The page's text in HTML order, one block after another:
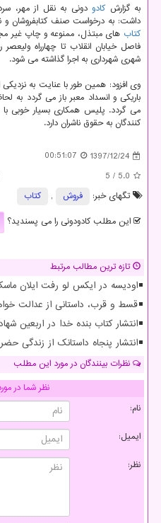
به گزارش كادودونی به نقل از مهر،
داشت: به درخواست صنف كتابفروشان
كتاب های مبتذل، ممنوعه و چاپ غیر
فاصل خیابان انقلاب تا چهارراه
شهری شهرداری به اجرا گذاشته می شود.
وی افزود: همین طور با عنایت به
باریكی و انسداد معبر باز می گردد به
می گردد. پلیس همكاری بسیار خوبی
كنندگان به حقوق ناشران دارد.
1397/12/24
00:51:07
5.0
/ 5
تگهای خبر:
فروش ,
كتاب
این مطلب کادودونی را می پسندید؟
تازه ترین مطالب مرتبط
اودیسه در ایکس لو رفت ایلان
قسط و قرب، داستانی از عدالت
انتشار کتاب بنده خدا در اربعین
انتشار پنجاه داستانک از زندگی
نظرات بینندگان در مورد این مطلب
نظر شما در
نام:
ایمیل:
نظر: